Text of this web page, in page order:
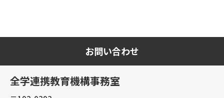
お問い合わせ
全学連携教育機構事務室